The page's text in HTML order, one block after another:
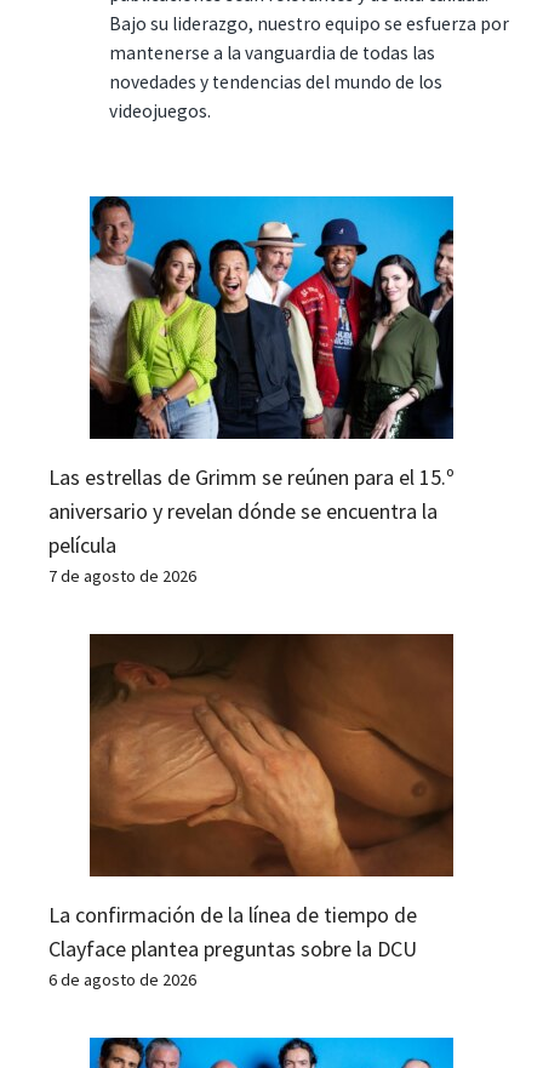
Bajo su liderazgo, nuestro equipo se esfuerza por
mantenerse a la vanguardia de todas las
novedades y tendencias del mundo de los
videojuegos.
Las estrellas de Grimm se reúnen para el 15.º
aniversario y revelan dónde se encuentra la
película
7 de agosto de 2026
La confirmación de la línea de tiempo de
Clayface plantea preguntas sobre la DCU
6 de agosto de 2026